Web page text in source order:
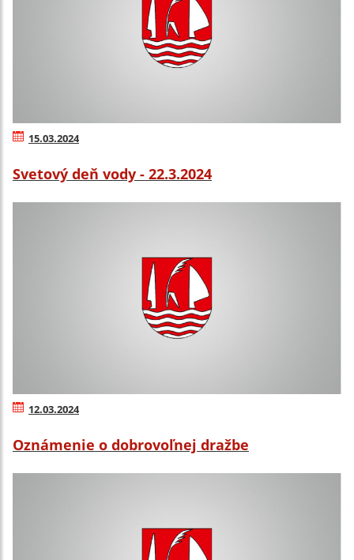
15.03.2024
Svetový deň vody - 22.3.2024
12.03.2024
Oznámenie o dobrovoľnej dražbe